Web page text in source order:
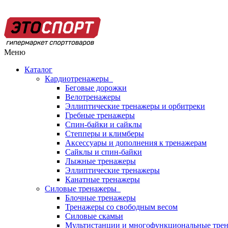
Меню
Каталог
Кардиотренажеры
Беговые дорожки
Велотренажеры
Эллиптические тренажеры и орбитреки
Гребные тренажеры
Спин-байки и сайклы
Степперы и климберы
Аксессуары и дополнения к тренажерам
Сайклы и спин-байки
Лыжные тренажеры
Эллиптические тренажеры
Канатные тренажеры
Силовые тренажеры
Блочные тренажеры
Тренажеры со свободным весом
Силовые скамьи
Мультистанции и многофункциональные